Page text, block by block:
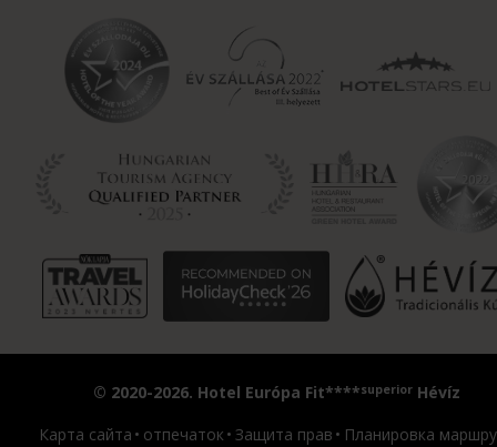
© 2020-2026. Hotel Európa Fit****superior Hévíz
Карта сайта
отпечаток Защита прав
Планировка